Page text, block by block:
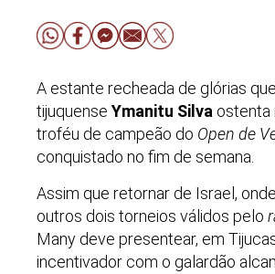
A estante recheada de glórias
tijuquense Ymanitu Silva ostenta
troféu de campeão do Open de
conquistado no fim de semana.
Assim que retornar de Israel,
outros dois torneios válidos pelo
Many deve presentear, em
incentivador com o galardão